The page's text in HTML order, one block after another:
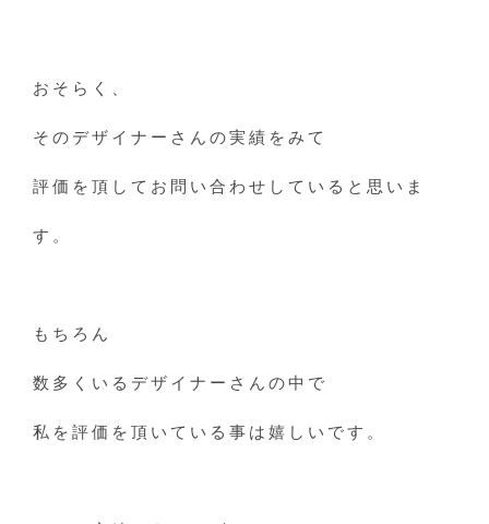
おそらく、
そのデザイナーさんの実績をみて
評価を頂してお問い合わせしていると思いま
す。
もちろん
数多くいるデザイナーさんの中で
私を評価を頂いている事は嬉しいです。